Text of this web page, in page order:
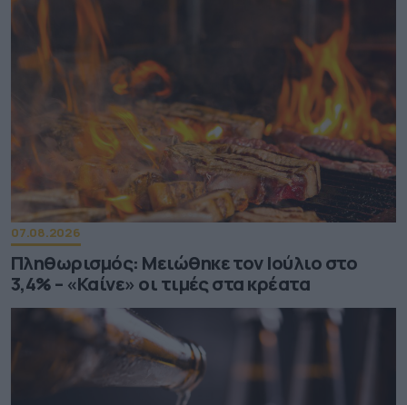
07.08.2026
Πληθωρισμός: Μειώθηκε τον Ιούλιο στο
3,4% – «Καίνε» οι τιμές στα κρέατα